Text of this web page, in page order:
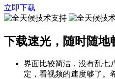
立即下载
下载速光，随时随地
界面比较简洁，没有乱七
定，看视频的速度够了。